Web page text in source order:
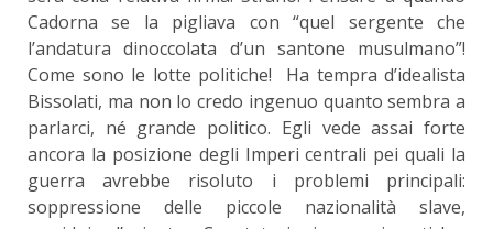
Cadorna se la pigliava con “quel sergente che
l’andatura dinoccolata d’un santone musulmano”!
Come sono le lotte politiche! Ha tempra d’idealista
Bissolati, ma non lo credo ingenuo quanto sembra a
parlarci, né grande politico. Egli vede assai forte
ancora la posizione degli Imperi centrali pei quali la
guerra avrebbe risoluto i problemi principali:
soppressione delle piccole nazionalità slave,